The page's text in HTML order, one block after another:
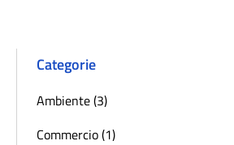
Categorie
Ambiente (3)
Commercio (1)